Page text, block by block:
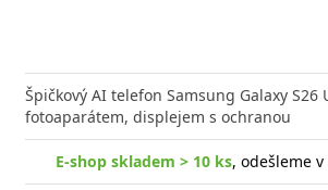
Špičkový AI telefon Samsung Galaxy S26
fotoaparátem, displejem s ochranou
E-shop skladem > 10 ks, odešleme